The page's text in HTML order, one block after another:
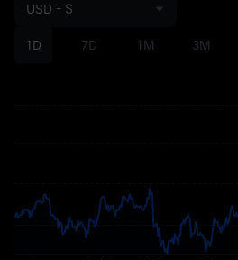
1D 7D 1M 3M
USD - $